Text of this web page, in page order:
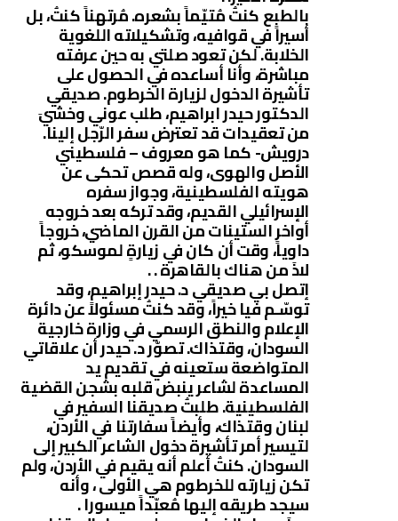
بالطبع كنتُ مُتيّماً بشعره. مُرتهناً كنتُ، بل
أسيراً في قوافيه، وتشكيلاته اللغوية
الخلابة. لكن تعود صلتي به حين عرفته
مباشرة، وأنا أساعده في الحصول على
تأشيرة الدخول لزيارة الخرطوم. صديقي
الدكتور حيدر ابراهيم، طلب عوني وخشيَ
من تعقيدات قد تعترض سفر الرّجل إلينا.
درويش- كما هو معروف – فلسطيني
الأصل والهوى، وله قصص تحكى عن
هويته الفلسطينية، وجواز سفره
الإسرائيلي القديم، وقد تركه بعد خروجه
أواخر الستينات من القرن الماضي، خروجاً
داوياً، وقت أن كان في زيارةٍ لموسكو، ثم
لاذَ من هناك بالقاهرة . .
إتصل بي صديقي د. حيدر إبراهيم، وقد
توسّـم فيا خيراً، وقد كنتُ مسئولاً عن دائرة
الإعلام والنطق الرسمي في وزارة خارجية
السودان، وقتذاك. تصوّر د. حيدر أن علاقاتي
المتواضعة ستعينه في تقديم يد
المساعدة لشاعر ينبض قلبه بشجن القضية
الفلسطينية. طلبتُ صديقنا السفير في
لبنان وقتذاك، وأيضاً سفارتنا في الأردن،
لتيسير أمر تأشيرة دخول الشاعر الكبير إلى
السودان. كنتُ أعلم أنه يقيم في الأردن، ولم
تكن زيارته للخرطوم هي الأولى ، وأنه
سيجد طريقه إليها مُعبّداً ميسورا .